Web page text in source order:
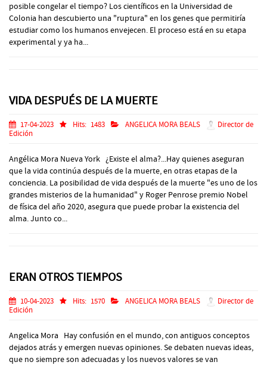
posible congelar el tiempo? Los científicos en la Universidad de
Colonia han descubierto una "ruptura" en los genes que permitiría
estudiar como los humanos envejecen. El proceso está en su etapa
experimental y ya ha...
VIDA DESPUÉS DE LA MUERTE
17-04-2023 Hits: 1483 ANGELICA MORA BEALS
Director de
Edición
Angélica Mora Nueva York ¿Existe el alma?...Hay quienes aseguran
que la vida continúa después de la muerte, en otras etapas de la
conciencia. La posibilidad de vida después de la muerte "es uno de los
grandes misterios de la humanidad" y Roger Penrose premio Nobel
de física del año 2020, asegura que puede probar la existencia del
alma. Junto co...
ERAN OTROS TIEMPOS
10-04-2023 Hits: 1570 ANGELICA MORA BEALS
Director de
Edición
Angelica Mora Hay confusión en el mundo, con antiguos conceptos
dejados atrás y emergen nuevas opiniones. Se debaten nuevas ideas,
que no siempre son adecuadas y los nuevos valores se van